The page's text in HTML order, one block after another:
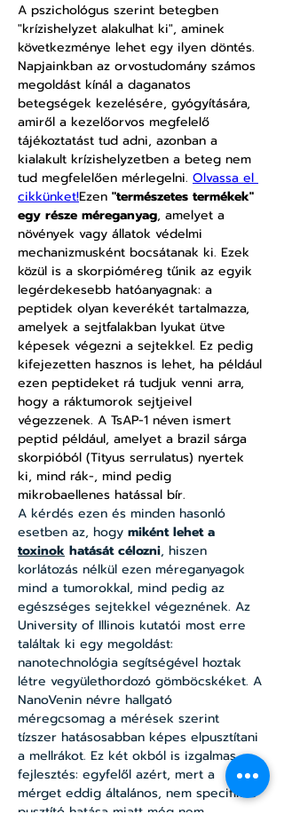
A pszichológus szerint betegben
"krízishelyzet alakulhat ki", aminek
következménye lehet egy ilyen döntés.
Napjainkban az orvostudomány számos
megoldást kínál a daganatos
betegségek kezelésére, gyógyítására,
amiről a kezelőorvos megfelelő
tájékoztatást tud adni, azonban a
kialakult krízishelyzetben a beteg nem
tud megfelelően mérlegelni. Olvassa el
cikkünket!Ezen "természetes termékek"
egy része méreganyag, amelyet a
növények vagy állatok védelmi
mechanizmusként bocsátanak ki. Ezek
közül is a skorpióméreg tűnik az egyik
legérdekesebb hatóanyagnak: a
peptidek olyan keverékét tartalmazza,
amelyek a sejtfalakban lyukat ütve
képesek végezni a sejtekkel. Ez pedig
kifejezetten hasznos is lehet, ha például
ezen peptideket rá tudjuk venni arra,
hogy a ráktumorok sejtjeivel
végezzenek. A TsAP-1 néven ismert
peptid például, amelyet a brazil sárga
skorpióból (Tityus serrulatus) nyertek
ki, mind rák-, mind pedig
mikrobaellenes hatással bír.
A kérdés ezen és minden hasonló
esetben az, hogy miként lehet a
toxinok hatását célozni, hiszen
korlátozás nélkül ezen méreganyagok
mind a tumorokkal, mind pedig az
egészséges sejtekkel végeznének. Az
University of Illinois kutatói most erre
találtak ki egy megoldást:
nanotechnológia segítségével hoztak
létre vegyülethordozó gömböcskéket. A
NanoVenin névre hallgató
méregcsomag a mérések szerint
tízszer hatásosabban képes elpusztítani
a mellrákot. Ez két okból is izgalmas
fejlesztés: egyfelől azért, mert a
mérget eddig általános, nem specifikus
pusztító hatása miatt még nem